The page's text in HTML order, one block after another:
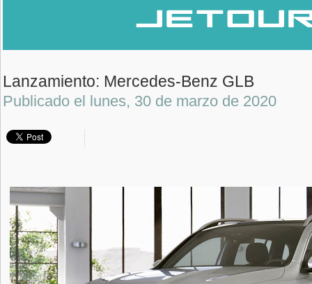
Lanzamiento: Mercedes-Benz GLB
Publicado el lunes, 30 de marzo de 2020